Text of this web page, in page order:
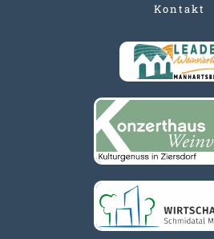
Kontakt